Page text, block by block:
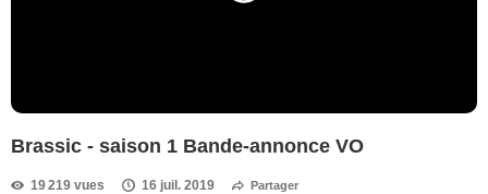
Brassic - saison 1 Bande-annonce VO
19 219 vues 16 juil. 2019 Partager